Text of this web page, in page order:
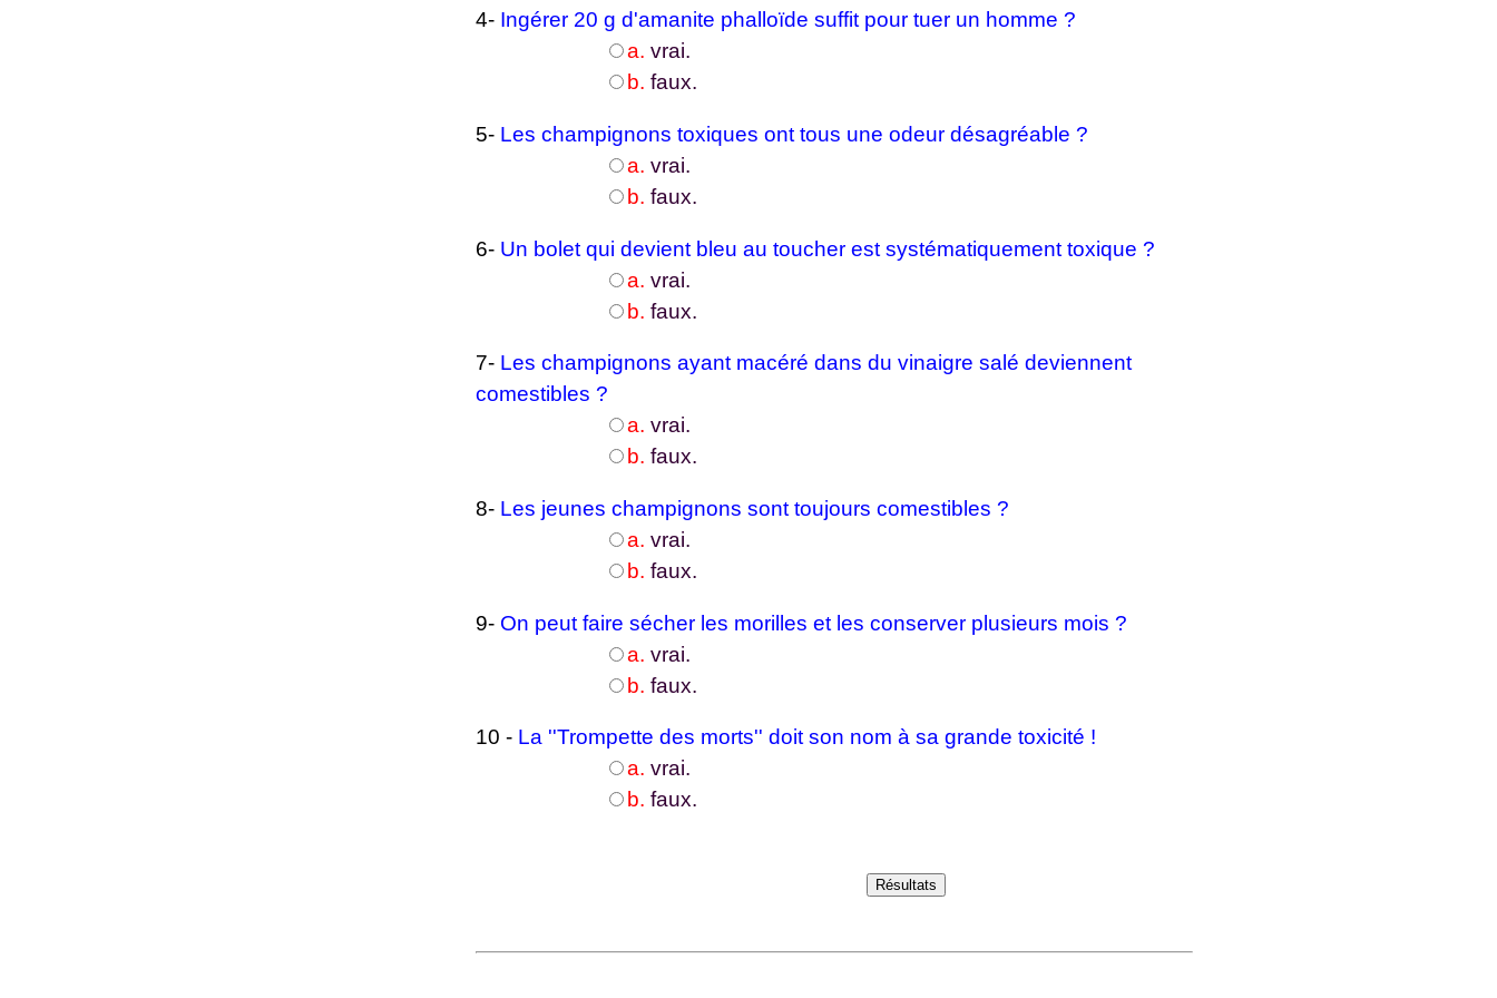
4- Ingérer 20 g d'amanite phalloïde suffit pour tuer un homme ?
a. vrai.
b. faux.
5- Les champignons toxiques ont tous une odeur désagréable ?
a. vrai.
b. faux.
6- Un bolet qui devient bleu au toucher est systématiquement toxique ?
a. vrai.
b. faux.
7- Les champignons ayant macéré dans du vinaigre salé deviennent
comestibles ?
a. vrai.
b. faux.
8- Les jeunes champignons sont toujours comestibles ?
a. vrai.
b. faux.
9- On peut faire sécher les morilles et les conserver plusieurs mois ?
a. vrai.
b. faux.
10 - La ''Trompette des morts'' doit son nom à sa grande toxicité !
a. vrai.
b. faux.